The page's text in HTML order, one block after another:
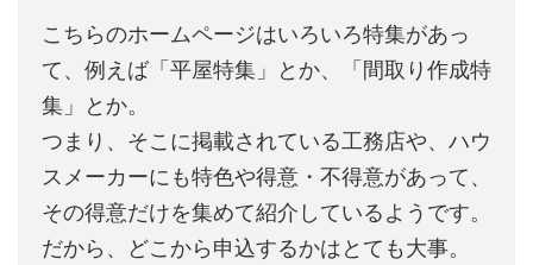
こちらのホームページはいろいろ特集があっ
て、例えば「平屋特集」とか、「間取り作成特
集」とか。
つまり、そこに掲載されている工務店や、ハウ
スメーカーにも特色や得意・不得意があって、
その得意だけを集めて紹介しているようです。
だから、どこから申込するかはとても大事。